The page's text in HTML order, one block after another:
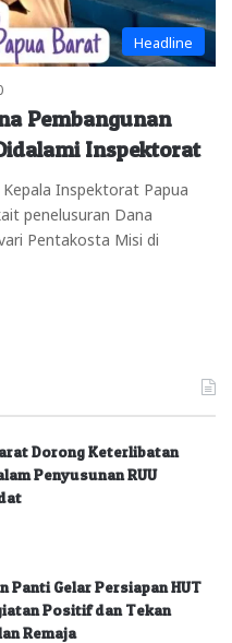
Headline
Pembangunan
Inspektorat
Kepala Inspektorat Papua
penelusuran Dana
Pentakosta Misi di
Dorong Keterlibatan
Penyusunan RUU
Panti Gelar Persiapan HUT
Positif dan Tekan
Remaja